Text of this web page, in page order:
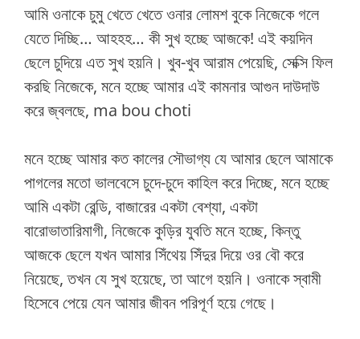
আমি ওনাকে চুমু খেতে খেতে ওনার লোমশ বুকে নিজেকে গলে
যেতে দিচ্ছি… আহহহ… কী সুখ হচ্ছে আজকে! এই কয়দিন
ছেলে চুদিয়ে এত সুখ হয়নি। খুব-খুব আরাম পেয়েছি, সেক্সি ফিল
করছি নিজেকে, মনে হচ্ছে আমার এই কামনার আগুন দাউদাউ
করে জ্বলছে, ma bou choti
মনে হচ্ছে আমার কত কালের সৌভাগ্য যে আমার ছেলে আমাকে
পাগলের মতো ভালবেসে চুদে-চুদে কাহিল করে দিচ্ছে, মনে হচ্ছে
আমি একটা রেন্ডি, বাজারের একটা বেশ্যা, একটা
বারোভাতারিমাগী, নিজেকে কুড়ির যুবতি মনে হচ্ছে, কিন্তু
আজকে ছেলে যখন আমার সিঁথেয় সিঁদুর দিয়ে ওর বৌ করে
নিয়েছে, তখন যে সুখ হয়েছে, তা আগে হয়নি। ওনাকে স্বামী
হিসেবে পেয়ে যেন আমার জীবন পরিপূর্ণ হয়ে গেছে।